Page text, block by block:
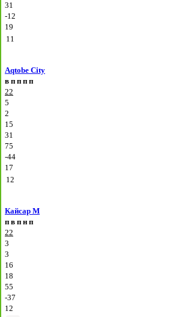
31
-12
19
11
Aqtobe City
в п п п п
22
5
2
15
31
75
-44
17
12
Кайсар М
п в п н п
22
3
3
16
18
55
-37
12